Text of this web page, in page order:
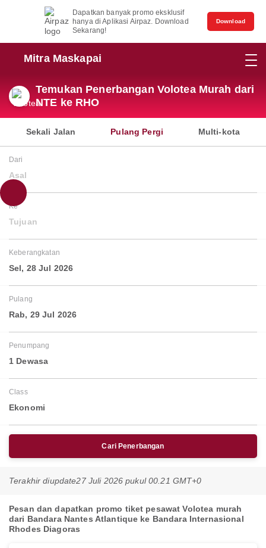
Dapatkan banyak promo eksklusif
hanya di Aplikasi Airpaz. Download
Sekarang!
Download
Mitra Maskapai
Temukan Penerbangan Volotea Murah dari
NTE ke RHO
Sekali Jalan Pulang Pergi Multi-kota
Dari
Asal
Ke
Tujuan
Keberangkatan
Sel, 28 Jul 2026
Pulang
Rab, 29 Jul 2026
Penumpang
1 Dewasa
Class
Ekonomi
Cari Penerbangan
Terakhir diupdate27 Juli 2026 pukul 00.21 GMT+0
Pesan dan dapatkan promo tiket pesawat Volotea murah
dari Bandara Nantes Atlantique ke Bandara Internasional
Rhodes Diagoras